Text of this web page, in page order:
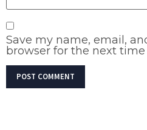
Save my name, email,
browser for the next